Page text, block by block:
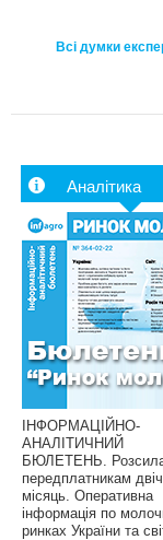
Всі думки
Аналітика
ІНФОРМАЦІЙНО-
АНАЛІТИЧНИЙ
БЮЛЕТЕНЬ.
передплатникам
місяць. Оперативна
інформація по
ринках України та